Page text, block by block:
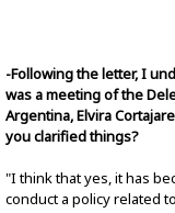
-Following the letter, I
was a meeting of the
Argentina, Elvira
you clarified things?
"I think that yes, it has
conduct a policy related